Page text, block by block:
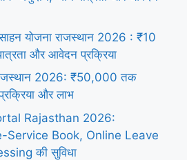
योजना राजस्थान 2026 : ₹10
और आवेदन प्रक्रिया
राजस्थान 2026: ₹50,000 तक
और लाभ
Rajasthan 2026:
e-Service Book, Online Leave
की सुविधा